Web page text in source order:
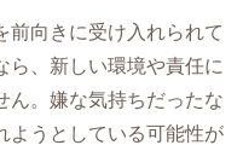
前向きに受け入れられて
ら、新しい環境や責任に
ん。嫌な気持ちだったな
ようとしている可能性が